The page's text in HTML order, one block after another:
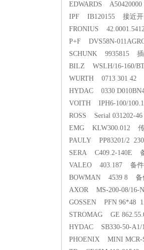
EDWARDS
IPF IB120155 接近
FRONIUS
P+F DVS58N-
SCHUNK 9935815
BILZ WSLH/16-160/
WURTH 0713 301 42
HYDAC 0330
VOITH IPH6-100/
ROSS Serial 031202-
EMG KLW300.012
PAULY PP83201/2
SERA C409.2-140E
VALEO 403.187 备件
BOWMAN 4539 8 备
AXOR MS-200-08/16-
GOSSEN PFN 96*48
STROMAG GE
HYDAC SB330-50-
PHOENIX MINI